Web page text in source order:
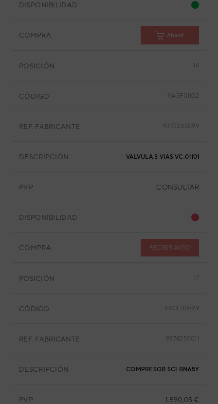
DISPONIBILIDAD
COMPRA Añadir
POSICIÓN 16
CÓDIGO 9AGF01102
REF. FABRICANTE 9372205099
DESCRIPCIÓN VALVULA 3 VIAS VC.01101
PVP CONSULTAR
DISPONIBILIDAD
COMPRA RECIBIR AVISO
POSICIÓN 17
CÓDIGO 9AGF00929
REF. FABRICANTE 9374250011
DESCRIPCIÓN COMPRESOR SCI BN65YEAMT
PVP 1.590,05 €